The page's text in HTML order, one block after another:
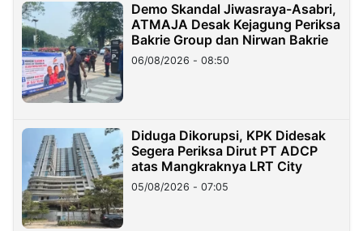
Demo Skandal Jiwasraya-Asabri,
ATMAJA Desak Kejagung Periksa
Bakrie Group dan Nirwan Bakrie
06/08/2026 - 08:50
Diduga Dikorupsi, KPK Didesak
Segera Periksa Dirut PT ADCP
atas Mangkraknya LRT City
05/08/2026 - 07:05